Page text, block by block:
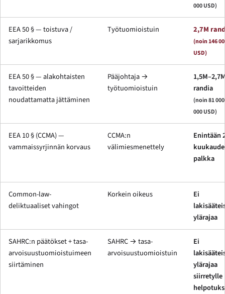
000 USD)
EEA 50 § — toistuva /
sarjarikkomus
Työtuomioistuin 2,7M
(noin 146
USD)
EEA 50 § — alakohtaisten
tavoitteiden
noudattamatta jättäminen
Pääjohtaja →
työtuomioistuin
randia
(noin 81
000 USD)
EEA 10 § (CCMA) —
vammaissyrjinnän korvaus
CCMA:n
välimiesmenettely
Enintään
palkka
Common-law-
deliktuaaliset vahingot
Korkein oikeus
Ei
ylärajaa
SAHRC:n päätökset + tasa-
arvoisuustuomioistuimeen
siirtäminen
SAHRC → tasa-
arvoisuustuomioistuin
Ei
ylärajaa
siirretylle